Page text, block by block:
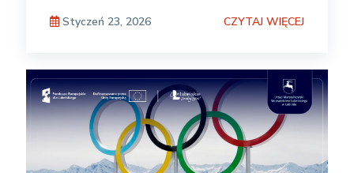
Styczeń 23, 2026 CZYTAJ WIĘCEJ